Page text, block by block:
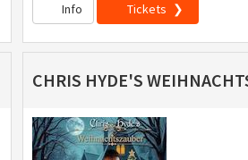
Info Tickets